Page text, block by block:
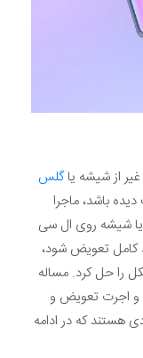
از شیشه یاگلس
باشد، ماجرا
یا شیشه روی ال سی
کامل تعویض شود،
را حل کرد. مساله
و اجرت تعویض و
هستند که در ادامه